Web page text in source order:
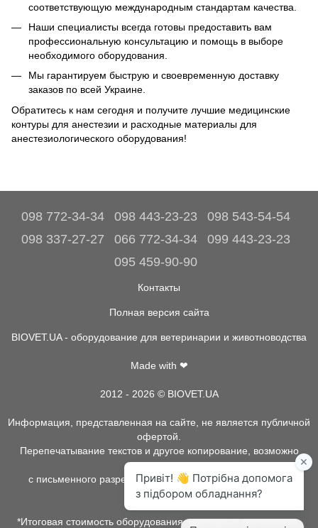
соответствующую международным стандартам качества.
Наши специалисты всегда готовы предоставить вам
профессиональную консультацию и помощь в выборе
необходимого оборудования.
Мы гарантируем быструю и своевременную доставку
заказов по всей Украине.
Обратитесь к нам сегодня и получите лучшие медицинские
контуры для анестезии и расходные материалы для
анестезиологического оборудования!
098 772-34-34 098 443-23-23
098 543-54-54
098 337-27-27
066 772-34-34
099 443-23-23
095 459-90-90
Контакты
Полная версия сайта
BIOVET.UA - оборудование для ветеринарии и животноводства
Made with ❤
2012 - 2026 © BIOVET.UA
Информация, представленная на сайте, не является публичной
офертой.
Перепечатывание текстов и другое копирование, возможно
только
с письменного разрешения администрации BIOVET.UA.
*Итоговая стоимость оборудования, расходных материалов,